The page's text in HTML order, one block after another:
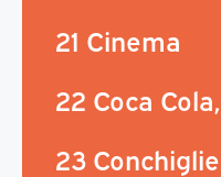
21 Cinema
22 Coca
23 Conchiglie